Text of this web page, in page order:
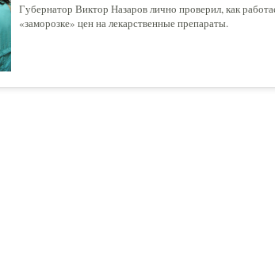
Губернатор Виктор Назаров лично проверил, как
«заморозке» цен на лекарственные препараты.